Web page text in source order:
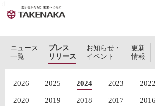
ニュース
一覧
プレス
リリース
お知らせ・
イベント
更新
情報
2026 2025 2024 2023 2022
2020 2019 2018 2017 2016